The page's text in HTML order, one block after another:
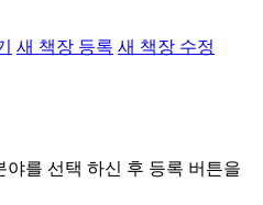
새 책장 등록 새 책장 수정
야를 선택 하신 후 등록 버튼을